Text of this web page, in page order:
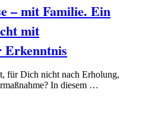
– mit Familie. Ein
mit
Erkenntnis
für Dich nicht nach Erholung,
In diesem …